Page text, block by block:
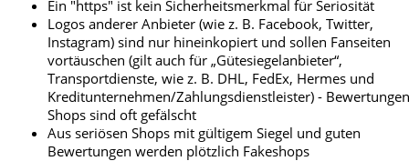
Ein "https" ist kein Sicherheitsmerkmal für Seriosität
Logos anderer Anbieter (wie z. B. Facebook, Twitter,
Instagram) sind nur hineinkopiert und sollen Fanseiten
vortäuschen (gilt auch für „Gütesiegelanbieter“,
Transportdienste, wie z. B. DHL, FedEx, Hermes und
Kreditunternehmen/Zahlungsdienstleister) -
Shops sind oft gefälscht
Aus seriösen Shops mit gültigem Siegel und guten
Bewertungen werden plötzlich Fakeshops